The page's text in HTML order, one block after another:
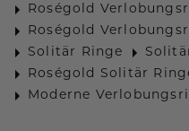
Roségold
Roségold
Solitär Ringe
Roségold Solitär
Moderne